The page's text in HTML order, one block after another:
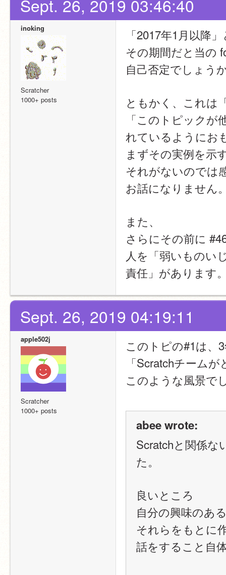
Sept. 26, 2019 03:46:40
inoking
Scratcher
1000+ posts
「2017年1月以降
その期間だと当の
自己否定でしょう
ともかく、これは
「このトピック
れているようにお
まずその実例を示
それがないのでは
お話になりません
また、
さらにその前に
人を「弱いものい
責任」があります
Sept. 26, 2019 04:19:11
apple502j
Scratcher
1000+ posts
このトピの#1は、
「Scratchチーム
このような風景で
abee wrote:
Scratchと関係
た。
良いところ
自分の興味のあ
それらをもとに
話をすること自